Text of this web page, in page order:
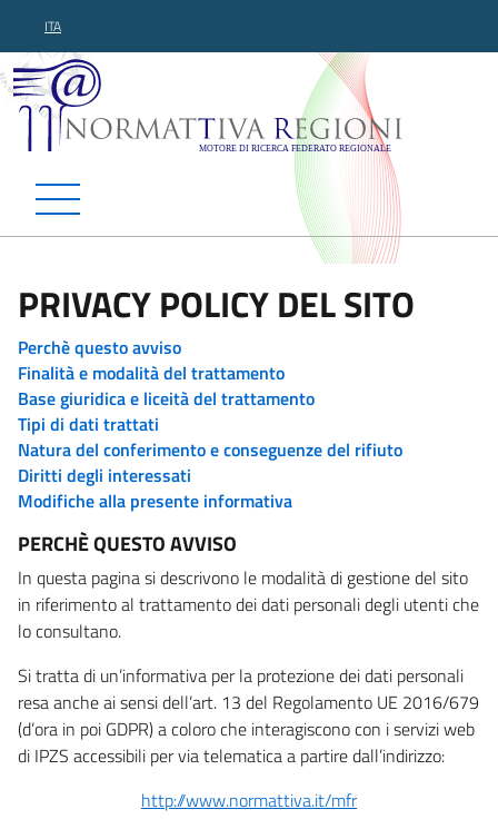
ITA
Normattiva Regioni -
PRIVACY POLICY DEL SITO
Perchè questo avviso
Finalità e modalità del trattamento
Base giuridica e liceità del trattamento
Tipi di dati trattati
Natura del conferimento e conseguenze del rifiuto
Diritti degli interessati
Modifiche alla presente informativa
PERCHÈ QUESTO AVVISO
In questa pagina si descrivono le modalità di gestione del sito
in riferimento al trattamento dei dati personali degli utenti che
lo consultano.
Si tratta di un’informativa per la protezione dei dati personali
resa anche ai sensi dell’art. 13 del Regolamento UE 2016/679
(d’ora in poi GDPR) a coloro che interagiscono con i servizi web
di IPZS accessibili per via telematica a partire dall’indirizzo:
http://www.normattiva.it/mfr